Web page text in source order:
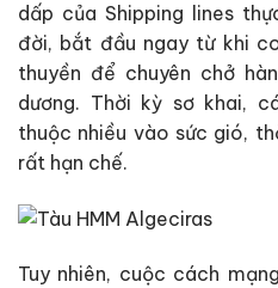
dấp của Shipping lines
đời, bắt đầu ngay từ khi
thuyền để chuyên chở
dương. Thời kỳ sơ khai,
thuộc nhiều vào sức gió,
rất hạn chế.
Tuy nhiên, cuộc cách